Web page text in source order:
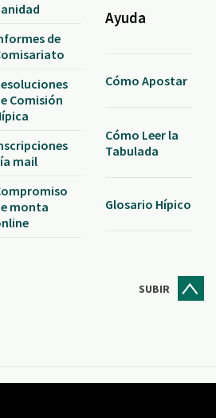
de
Comisión
mail
monta
Ayuda
Cómo Apostar
Cómo Leer la
Tabulada
Glosario Hípico
SUBIR